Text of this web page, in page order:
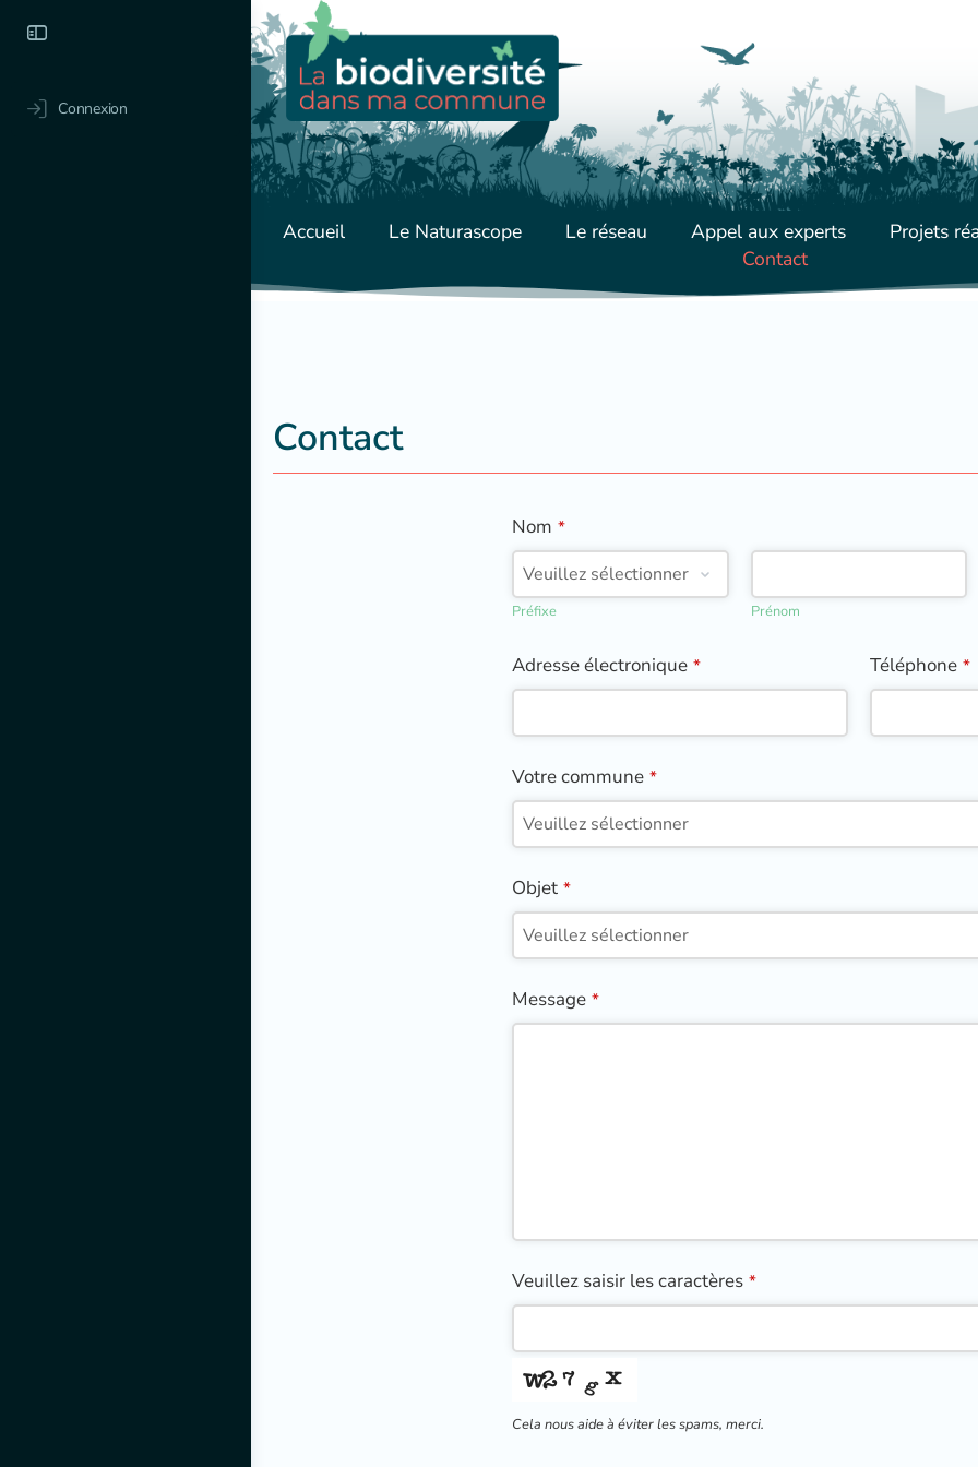
Connexion
Accueil Le Naturascope Le réseau Appel aux experts
Projets
Contact
Contact
Nom *
Préfixe Prénom
Adresse électronique * Téléphone *
Votre commune *
Objet *
Message *
Email
Address *
Veuillez saisir les caractères *
Cela nous aide à éviter les spams, merci.